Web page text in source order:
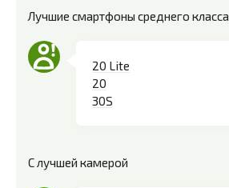
Лучшие смартфоны среднего класса
20 Lite
20
30S
С лучшей камерой